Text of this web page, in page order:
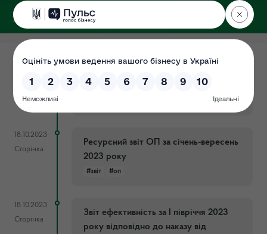
ДЕРЖЕКОІНСПЕКЦІЯ
у Харківській області
06.04.2026
Новина
інформацію за І квартал 2026 року
18.10.2023
Сторінка
Ресурсний звіт ОП за січень-вересень
2023 року
#звіт #оп
18.10.2023
Сторінка
Звіт ефективність за І півріччя 2023
року відповідно до наказу від